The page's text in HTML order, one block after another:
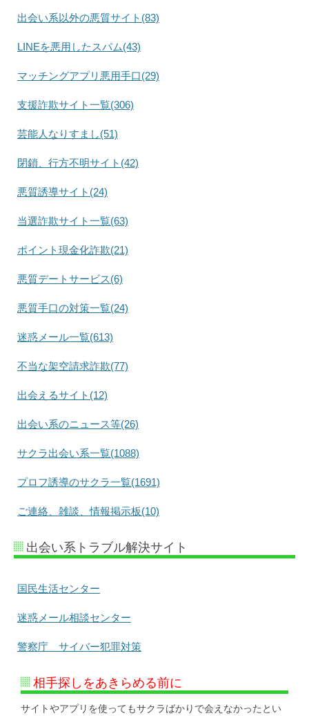
出会い系以外の悪質サイト(83)
LINEを悪用したスパム(43)
マッチングアプリ悪用手口(29)
支援詐欺サイト一覧(306)
芸能人なりすまし(51)
閉鎖、行方不明サイト(42)
悪質誘導サイト(24)
当選詐欺サイト一覧(63)
ポイント現金化詐欺(21)
悪質デートサービス(6)
悪質手口の対策一覧(24)
迷惑メール一覧(613)
不当な架空請求詐欺(77)
出会えるサイト(12)
出会い系のニュース等(26)
サクラ出会い系一覧(1088)
プロフ誘導のサクラ一覧(1691)
ご連絡、雑談、情報掲示板(10)
出会い系トラブル解決サイト
国民生活センター
迷惑メール相談センター
警察庁 サイバー犯罪対策
相手探しをあきらめる前に
サイトやアプリを使ってもサクラばかりで会えなかったとい